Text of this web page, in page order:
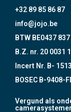
+32 89 85 86 87
info@jojo.be
BTW BE0437
B.Z. nr. 20 0031
Incert Nr. B- 1513
BOSEC B-9408-
Vergund als